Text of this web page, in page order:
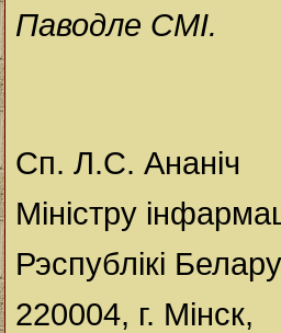
Паводле СМІ.
Сп. Л.С. Ананіч
Міністру
Рэспублікі
220004, г. Мінск,